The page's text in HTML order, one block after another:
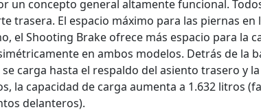
un concepto general altamente funcional.
El espacio máximo para las piernas en
el Shooting Brake ofrece más espacio para la
en ambos modelos. Detrás de la
carga hasta el respaldo del asiento trasero y
la capacidad de carga aumenta a 1.632 litros
delanteros).